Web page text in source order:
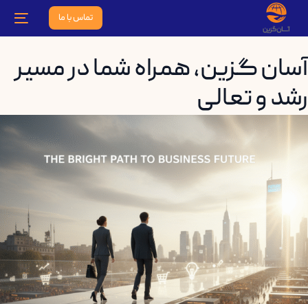
تماس با ما
آسان گزین، همراه شما در مسیر
رشد و تعالی